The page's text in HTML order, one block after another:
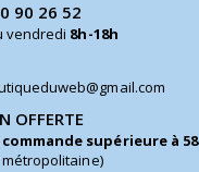
90 26 52
vendredi 8h-18h
OFFERTE
commande supérieure à